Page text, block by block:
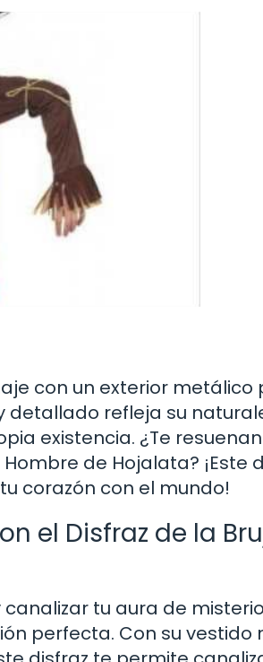
con un exterior metálico
detallado refleja su
existencia. ¿Te
de Hojalata? ¡Este
corazón con el mundo!
el Disfraz de la
tu aura de
perfecta. Con su vestido